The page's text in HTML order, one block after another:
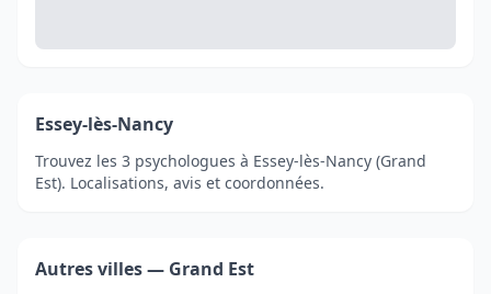
Essey-lès-Nancy
Trouvez les 3 psychologues à Essey-lès-Nancy (Grand
Est). Localisations, avis et coordonnées.
Autres villes — Grand Est